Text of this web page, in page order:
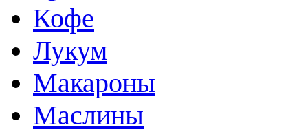
Кофе
Лукум
Макароны
Маслины